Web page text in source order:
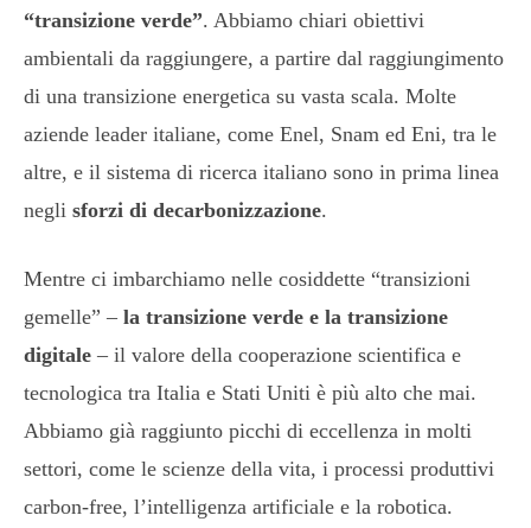
“transizione verde”. Abbiamo chiari obiettivi
ambientali da raggiungere, a partire dal raggiungimento
di una transizione energetica su vasta scala. Molte
aziende leader italiane, come Enel, Snam ed Eni, tra le
altre, e il sistema di ricerca italiano sono in prima linea
negli sforzi di decarbonizzazione.
Mentre ci imbarchiamo nelle cosiddette “transizioni
gemelle” – la transizione verde e la transizione
digitale – il valore della cooperazione scientifica e
tecnologica tra Italia e Stati Uniti è più alto che mai.
Abbiamo già raggiunto picchi di eccellenza in molti
settori, come le scienze della vita, i processi produttivi
carbon-free, l’intelligenza artificiale e la robotica.